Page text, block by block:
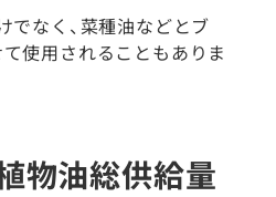
でなく、菜種油などとブ
使用されることもありま
物油総供給量